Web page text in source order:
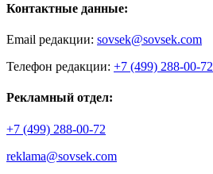
Контактные данные:
Email редакции: sovsek@sovsek.com
Телефон редакции: +7 (499) 288-00-72
Рекламный отдел:
+7 (499) 288-00-72
reklama@sovsek.com